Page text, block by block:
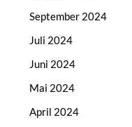
September 2024
Juli 2024
Juni 2024
Mai 2024
April 2024